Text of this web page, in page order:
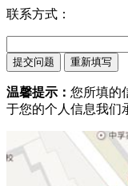
联系方式：
温馨提示： 您所填的
于您的个人信息我们